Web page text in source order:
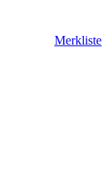
Merkliste